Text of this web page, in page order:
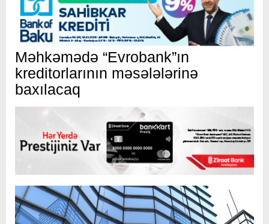
Məhkəmədə “Evrobank”ın
kreditorlarının məsələlərinə
baxılacaq